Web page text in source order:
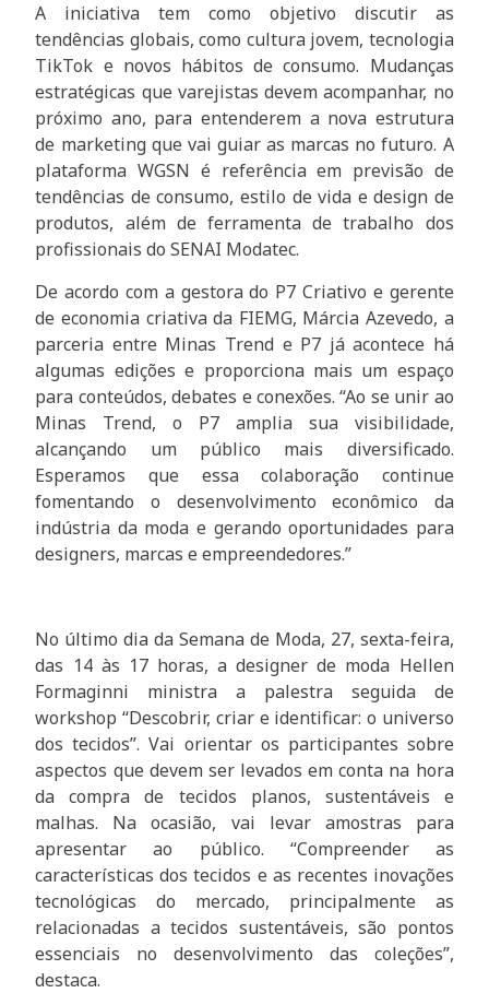
A iniciativa tem como objetivo discutir as
tendências globais, como cultura jovem, tecnologia
TikTok e novos hábitos de consumo. Mudanças
estratégicas que varejistas devem acompanhar, no
próximo ano, para entenderem a nova estrutura
de marketing que vai guiar as marcas no futuro. A
plataforma WGSN é referência em previsão de
tendências de consumo, estilo de vida e design de
produtos, além de ferramenta de trabalho dos
profissionais do SENAI Modatec.
De acordo com a gestora do P7 Criativo e gerente
de economia criativa da FIEMG, Márcia Azevedo, a
parceria entre Minas Trend e P7 já acontece há
algumas edições e proporciona mais um espaço
para conteúdos, debates e conexões. “Ao se unir ao
Minas Trend, o P7 amplia sua visibilidade,
alcançando um público mais diversificado.
Esperamos que essa colaboração continue
fomentando o desenvolvimento econômico da
indústria da moda e gerando oportunidades para
designers, marcas e empreendedores.”
No último dia da Semana de Moda, 27, sexta-feira,
das 14 às 17 horas, a designer de moda Hellen
Formaginni ministra a palestra seguida de
workshop “Descobrir, criar e identificar: o universo
dos tecidos”. Vai orientar os participantes sobre
aspectos que devem ser levados em conta na hora
da compra de tecidos planos, sustentáveis e
malhas. Na ocasião, vai levar amostras para
apresentar ao público. “Compreender as
características dos tecidos e as recentes inovações
tecnológicas do mercado, principalmente as
relacionadas a tecidos sustentáveis, são pontos
essenciais no desenvolvimento das coleções”,
destaca.